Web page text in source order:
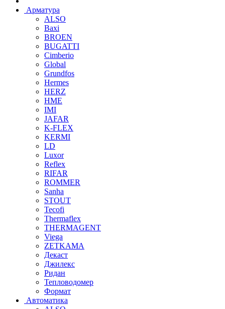
Арматура
ALSO
Baxi
BROEN
BUGATTI
Cimberio
Global
Grundfos
Hermes
HERZ
HME
IMI
JAFAR
K-FLEX
KERMI
LD
Luxor
Reflex
RIFAR
ROMMER
Sanha
STOUT
Tecofi
Thermaflex
THERMAGENT
Viega
ZETKAMA
Декаст
Джилекс
Ридан
Тепловодомер
Формат
Автоматика